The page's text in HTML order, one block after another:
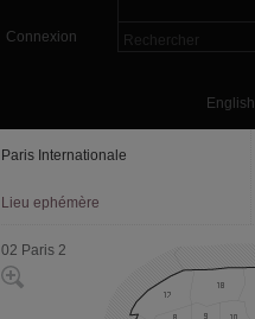
Connexion
English
Paris Internationale
Lieu ephémère
02 Paris 2